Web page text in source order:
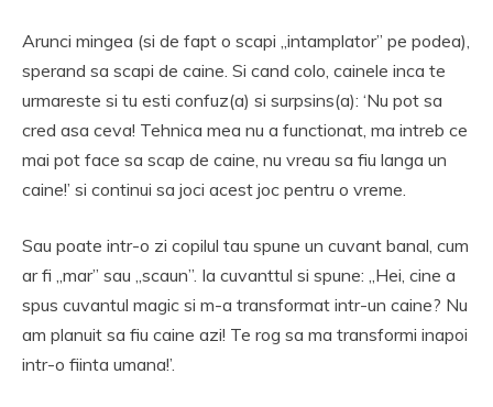
Arunci mingea (si de fapt o scapi „intamplator” pe podea),
sperand sa scapi de caine. Si cand colo, cainele inca te
urmareste si tu esti confuz(a) si surpsins(a): ‘Nu pot sa
cred asa ceva! Tehnica mea nu a functionat, ma intreb ce
mai pot face sa scap de caine, nu vreau sa fiu langa un
caine!’ si continui sa joci acest joc pentru o vreme.
Sau poate intr-o zi copilul tau spune un cuvant banal, cum
ar fi „mar” sau „scaun”. Ia cuvanttul si spune: „Hei, cine a
spus cuvantul magic si m-a transformat intr-un caine? Nu
am planuit sa fiu caine azi! Te rog sa ma transformi inapoi
intr-o fiinta umana!’.